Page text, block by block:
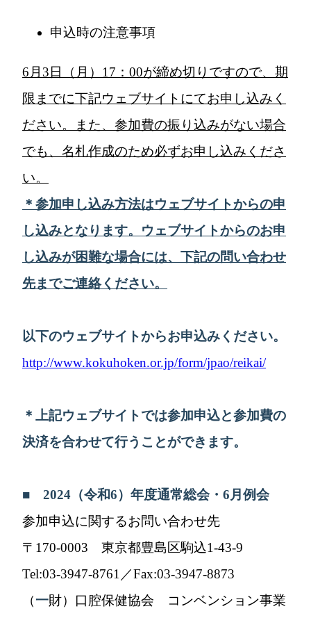
申込時の注意事項
6 月 3日（月） 17 ： 00が締め切りですので、期
限までに下記ウェブサイトにてお申し込みく
ださい。また、参加費の振り込みがない場合
でも、名札作成のため必ずお申し込みくださ
い。
＊参加申し込み方法はウェブサイトからの申
し込みとなります。ウェブサイトからのお申
し込みが困難な場合には、下記の問い合わせ
先までご連絡ください。
以下のウェブサイトからお申込みください。
http://www.kokuhoken.or.jp/form/jpao/reikai/
＊上記ウェブサイトでは参加申込と参加費の
決済を合わせて行うことができます。
■ 2024 （令和6）年度通常総会・ 6月例会
参加申込に関するお問い合わせ先
〒170-0003 東京都豊島区駒込1-43-9
Tel:03-3947-8761／Fax:03-3947-8873
（一財）口腔保健協会 コンベンション事業